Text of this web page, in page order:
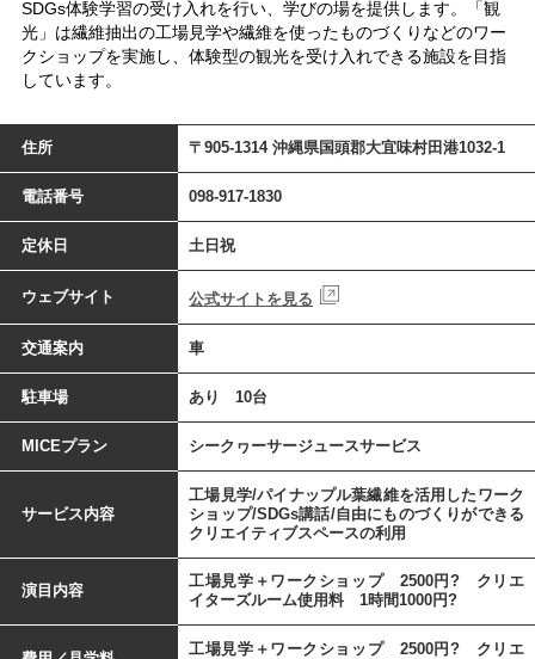
SDGs体験学習の受け入れを行い、学びの場を提供します。「観
光」は繊維抽出の工場見学や繊維を使ったものづくりなどのワー
クショップを実施し、体験型の観光を受け入れできる施設を目指
しています。
住所 〒905-1314 沖縄県国頭郡大宜味村田港1032-1
電話番号 098-917-1830
定休日 土日祝
ウェブサイト 公式サイトを見る
交通案内 車
駐車場 あり 10台
MICEプラン シークヮーサージュースサービス
サービス内容
工場見学/パイナップル葉繊維を活用したワーク
ショップ/SDGs講話/自由にものづくりができる
クリエイティブスペースの利用
演目内容
工場見学＋ワークショップ 2500円? クリエ
イターズルーム使用料 1時間1000円?
工場見学＋ワークショップ 2500円? クリエ